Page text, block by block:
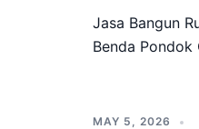
Jasa Bangun
Benda
MAY 5, 2026